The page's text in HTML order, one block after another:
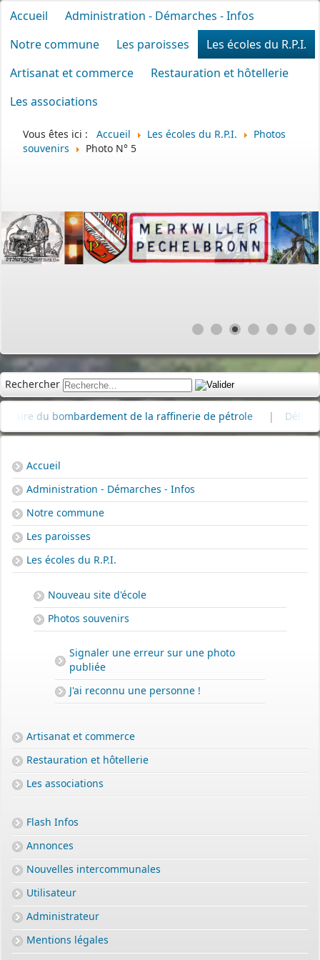
Accueil
Administration - Démarches - Infos
Notre commune
Les paroisses
Les écoles du R.P.I.
Artisanat et commerce
Restauration et hôtellerie
Les associations
Vous êtes ici : Accueil Les écoles du R.P.I.
Photos
souvenirs
Photo N° 5
Rechercher
du bombardement de la raffinerie de pétrole | Délibérations
Accueil
Administration - Démarches - Infos
Notre commune
Les paroisses
Les écoles du R.P.I.
Nouveau site d'école
Photos souvenirs
Signaler une erreur sur une photo
publiée
J'ai reconnu une personne !
Artisanat et commerce
Restauration et hôtellerie
Les associations
Flash Infos
Annonces
Nouvelles intercommunales
Utilisateur
Administrateur
Mentions légales